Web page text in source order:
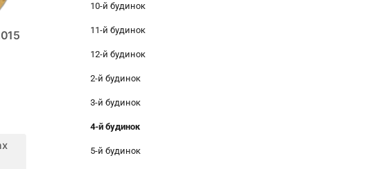
10-й будинок
11-й будинок
12-й будинок
2-й будинок
3-й будинок
4-й будинок
5-й будинок